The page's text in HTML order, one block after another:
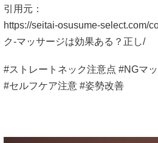
マッサージと併用すべき改